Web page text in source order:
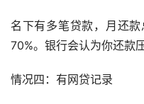
名下有多笔贷款，月还
70%。银行会认为你还款
情况四：有网贷记录